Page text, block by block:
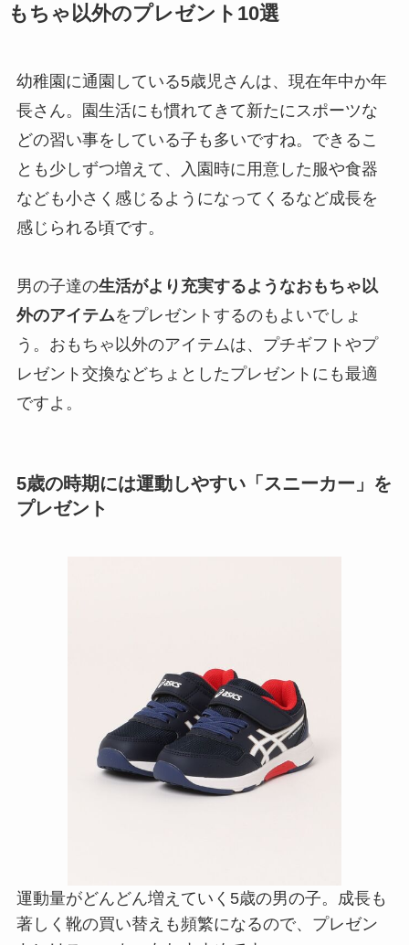
もちゃ以外のプレゼント10選
幼稚園に通園している5歳児さんは、現在年中か年
長さん。園生活にも慣れてきて新たにスポーツな
どの習い事をしている子も多いですね。できるこ
とも少しずつ増えて、入園時に用意した服や食器
なども小さく感じるようになってくるなど成長を
感じられる頃です。
男の子達の生活がより充実するようなおもちゃ以
外のアイテムをプレゼントするのもよいでしょ
う。おもちゃ以外のアイテムは、プチギフトやプ
レゼント交換などちょとしたプレゼントにも最適
ですよ。
5歳の時期には運動しやすい「スニーカー」を
プレゼント
運動量がどんどん増えていく5歳の男の子。成長も
著しく靴の買い替えも頻繁になるので、プレゼン